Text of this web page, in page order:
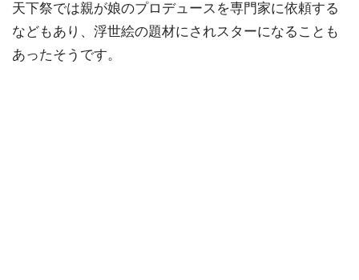
天下祭では親が娘のプロデュースを専門家に依頼する
などもあり、浮世絵の題材にされスターになることも
あったそうです。